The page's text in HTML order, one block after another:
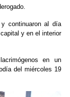
continuaron al día
y en el interior
en un
del miércoles 19